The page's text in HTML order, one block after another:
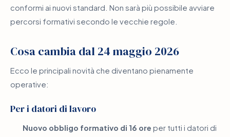
conformi ai nuovi standard. Non sarà più possibile avviare
percorsi formativi secondo le vecchie regole.
Cosa cambia dal 24 maggio 2026
Ecco le principali novità che diventano pienamente
operative:
Per i datori di lavoro
Nuovo obbligo formativo di 16 ore per tutti i datori di